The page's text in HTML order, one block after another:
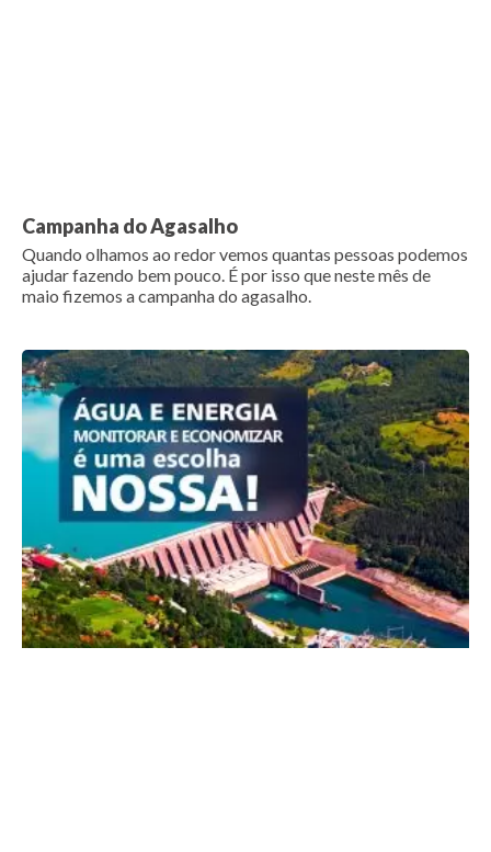
Campanha do Agasalho
Quando olhamos ao redor vemos quantas pessoas podemos
ajudar fazendo bem pouco. É por isso que neste mês de
maio fizemos a campanha do agasalho.